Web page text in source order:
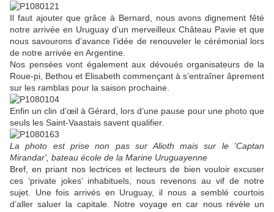
Il faut ajouter que grâce à Bernard, nous avons dignement fêté
notre arrivée en Uruguay d’un merveilleux Château Pavie et que
nous savourons d’avance l’idée de renouveler le cérémonial lors
de notre arrivée en Argentine.
Nos pensées vont également aux dévoués organisateurs de la
Roue-pi, Bethou et Elisabeth commençant à s’entraîner âprement
sur les ramblas pour la saison prochaine.
Enfin un clin d’œil à Gérard, lors d’une pause pour une photo que
seuls les Saint-Vaastais savent qualifier.
La photo est prise non pas sur Alioth mais sur le 'Captan
Mirandar', bateau école de la Marine Uruguayenne
Bref, en priant nos lectrices et lecteurs de bien vouloir excuser
ces ‘private jokes’ inhabituels, nous revenons au vif de notre
sujet. Une fois arrivés en Uruguay, il nous a semblé courtois
d’aller saluer la capitale. Notre voyage en car nous révèle un